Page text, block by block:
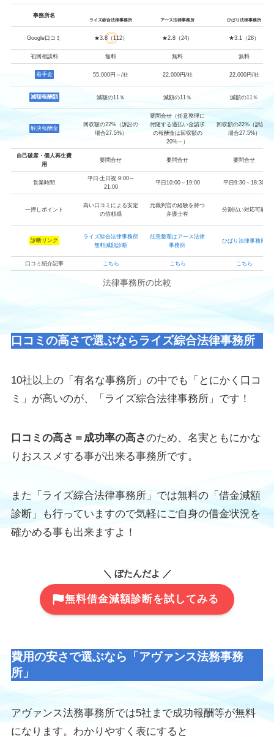
事務所名
ライズ綜合法律事務所 アース法律事務所 ひばり法律事務所
Google口コミ ★3.8（112） ★2.8（24） ★3.1（28）
初回相談料 無料 無料 無料
着手金 55,000円～/社 22,000円/社 22,000円/社
減額報酬額 減額の11％ 減額の11％ 減額の11％
解決報酬金
回収額の22%（訴訟の
場合27.5%）
要問合せ（任意整理に
付随する過払い金請求
の報酬金は回収額の
20%～）
回収額の22%（訴訟の
場合27.5%）
自己破産・個人再生費
用
要問合せ 要問合せ 要問合せ
営業時間
平日‧土日祝 9:00～
21:00
平日10:00～19:00 平日9:30～18:30
一押しポイント
高い口コミによる安定
の信頼感
元裁判官の経験を持つ
弁護士有
分割払い対応可能
診断リンク
ライズ綜合法律事務所
無料減額診断
任意整理はアース法律
事務所
ひばり法律事務所
口コミ紹介記事 こちら こちら こちら
法律事務所の比較
口コミの高さで選ぶならライズ綜合法律事務所
10社以上の「有名な事務所」の中でも「とにかく口コ
ミ」が高いのが、「ライズ綜合法律事務所」です！
口コミの高さ＝成功率の高さのため、名実ともにかな
りおススメする事が出来る事務所です。
また「ライズ綜合法律事務所」では無料の「借金減額
診断」も行っていますので気軽にご自身の借金状況を
確かめる事も出来ますよ！
＼ ぼたんだよ ／
無料借金減額診断を試してみる
費用の安さで選ぶなら「アヴァンス法務事務
所」
アヴァンス法務事務所では5社まで成功報酬等が無料
になります。わかりやすく表にすると